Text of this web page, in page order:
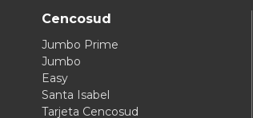
Cencosud
Jumbo Prime
Jumbo
Easy
Santa Isabel
Tarjeta Cencosud